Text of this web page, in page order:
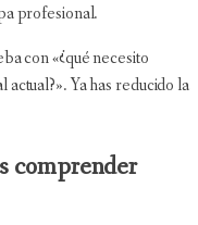
profesional.
con «¿qué necesito
Ya has reducido la
comprender